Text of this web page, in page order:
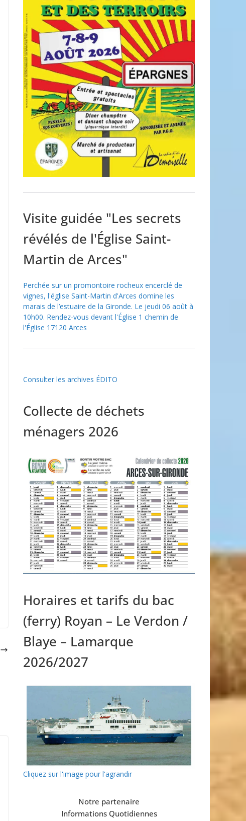
Visite guidée "Les secrets
révélés de l'Église Saint-
Martin de Arces"
Perchée sur un promontoire rocheux encerclé de
vignes, l'église Saint-Martin d'Arces domine les
marais de l’estuaire de la Gironde. Le jeudi 06 août à
10h00. Rendez-vous devant l'Église 1 chemin de
l'Église 17120 Arces
Consulter les archives ÉDITO
Collecte de déchets
ménagers 2026
Horaires et tarifs du bac
(ferry) Royan – Le Verdon /
Blaye – Lamarque
2026/2027
Cliquez sur l'image pour l'agrandir
Notre partenaire
Informations Quotidiennes